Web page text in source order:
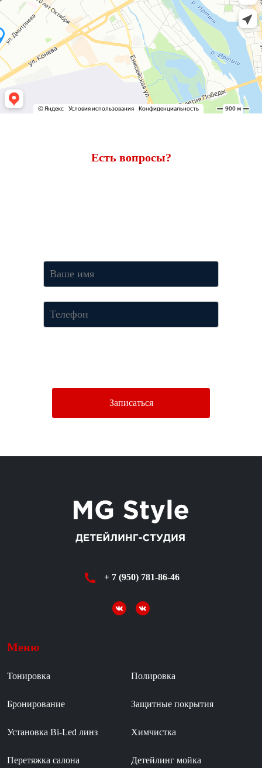
Есть вопросы?
Записаться
+ 7 (950) 781-86-46
Меню
Тонировка Полировка
Бронирование Защитные покрытия
Установка Bi-Led линз Химчистка
Перетяжка салона Детейлинг мойка